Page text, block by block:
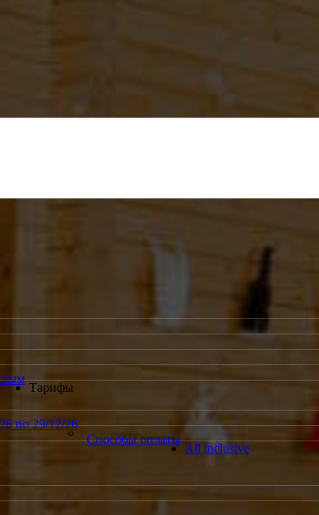
Тарифы
по 29/12/26
Способы оплаты
All inclusive